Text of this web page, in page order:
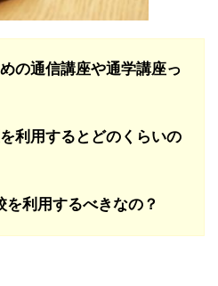
の通信講座や通学講座っ
利用するとどのくらいの
利用するべきなの？